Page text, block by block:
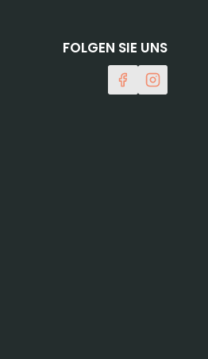
FOLGEN SIE UNS